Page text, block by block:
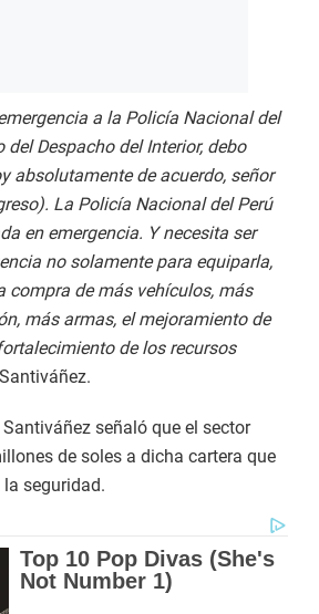
a la Policía Nacional del
del Despacho del Interior, debo
absolutamente de acuerdo, señor
La Policía Nacional del Perú
en emergencia. Y necesita ser
no solamente para equiparla,
compra de más vehículos, más
más armas, el mejoramiento de
de los recursos
señaló que el sector
de soles a dicha cartera que
seguridad.